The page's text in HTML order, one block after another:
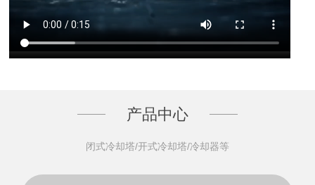
产品中心
闭式冷却塔/开式冷却塔/冷却器等